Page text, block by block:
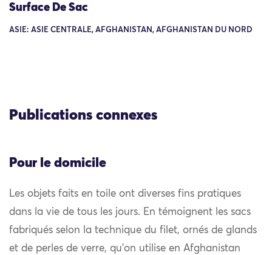
Surface De Sac
ASIE: ASIE CENTRALE, AFGHANISTAN, AFGHANISTAN DU NORD
Publications connexes
Pour le domicile
Les objets faits en toile ont diverses fins pratiques
dans la vie de tous les jours. En témoignent les sacs
fabriqués selon la technique du filet, ornés de glands
et de perles de verre, qu’on utilise en Afghanistan